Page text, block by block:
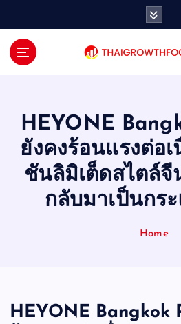
HEYONE
ยังคงร้อนแรงต่อ
ชันลิมิเต็ดสไตล์
กลับมาเป็นกร
Home
HEYONE Bangkok